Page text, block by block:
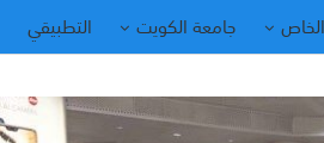
جامعة الكويت التطبيقي